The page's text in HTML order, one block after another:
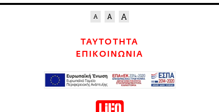
ΤΑΥΤΟΤΗΤΑ
ΕΠΙΚΟΙΝΩΝΙΑ